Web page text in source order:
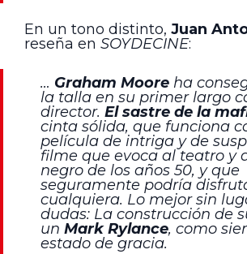
En un tono distinto, Juan
reseña en SOYDECINE:
… Graham Moore ha
la talla en su primer largo
director. El sastre de la
cinta sólida, que funciona
película de intriga y de
filme que evoca al teatro y
negro de los años 50, y que
seguramente podría
cualquiera. Lo mejor sin
dudas: La construcción de
un Mark Rylance, como
estado de gracia.